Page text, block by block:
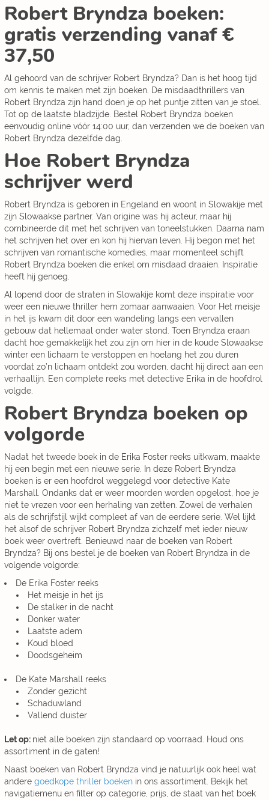
Robert Bryndza boeken:
gratis verzending vanaf €
37,50
Al gehoord van de schrijver Robert Bryndza? Dan is het hoog tijd
om kennis te maken met zijn boeken. De misdaadthrillers van
Robert Bryndza zijn hand doen je op het puntje zitten van je stoel.
Tot op de laatste bladzijde. Bestel Robert Bryndza boeken
eenvoudig online vóór 14:00 uur, dan verzenden we de boeken van
Robert Bryndza dezelfde dag.
Hoe Robert Bryndza
schrijver werd
Robert Bryndza is geboren in Engeland en woont in Slowakije met
zijn Slowaakse partner. Van origine was hij acteur, maar hij
combineerde dit met het schrijven van toneelstukken. Daarna nam
het schrijven het over en kon hij hiervan leven. Hij begon met het
schrijven van romantische komedies, maar momenteel schijft
Robert Bryndza boeken die enkel om misdaad draaien. Inspiratie
heeft hij genoeg.
Al lopend door de straten in Slowakije komt deze inspiratie voor
weer een nieuwe thriller hem zomaar aanwaaien. Voor Het meisje
in het ijs kwam dit door een wandeling langs een vervallen
gebouw dat hellemaal onder water stond. Toen Bryndza eraan
dacht hoe gemakkelijk het zou zijn om hier in de koude Slowaakse
winter een lichaam te verstoppen en hoelang het zou duren
voordat zo’n lichaam ontdekt zou worden, dacht hij direct aan een
verhaallijn. Een complete reeks met detective Erika in de hoofdrol
volgde.
Robert Bryndza boeken op
volgorde
Nadat het tweede boek in de Erika Foster reeks uitkwam, maakte
hij een begin met een nieuwe serie. In deze Robert Bryndza
boeken is er een hoofdrol weggelegd voor detective Kate
Marshall. Ondanks dat er weer moorden worden opgelost, hoe je
niet te vrezen voor een herhaling van zetten. Zowel de verhalen
als de schrijfstijl wijkt compleet af van de eerdere serie. Wel lijkt
het alsof de schrijver Robert Bryndza zichzelf met ieder nieuw
boek weer overtreft. Benieuwd naar de boeken van Robert
Bryndza? Bij ons bestel je de boeken van Robert Bryndza in de
volgende volgorde:
De Erika Foster reeks
Het meisje in het ijs
De stalker in de nacht
Donker water
Laatste adem
Koud bloed
Doodsgeheim
De Kate Marshall reeks
Zonder gezicht
Schaduwland
Vallend duister
Let op: niet alle boeken zijn standaard op voorraad. Houd ons
assortiment in de gaten!
Naast boeken van Robert Bryndza vind je natuurlijk ook heel wat
andere goedkope thriller boeken in ons assortiment. Bekijk het
navigatiemenu en filter op categorie, prijs, de staat van het boek